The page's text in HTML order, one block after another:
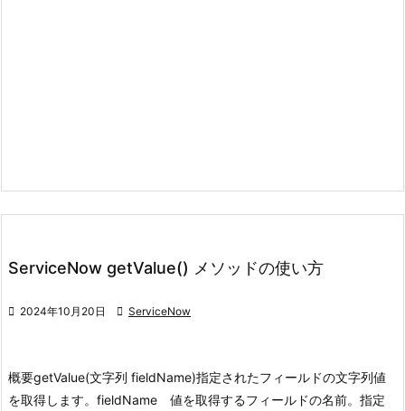
ServiceNow getValue() メソッドの使い方
 2024年10月20日  ServiceNow
概要getValue(文字列 fieldName)指定されたフィールドの文字列値
を取得します。 fieldName 値を取得するフィールドの名前。 指定